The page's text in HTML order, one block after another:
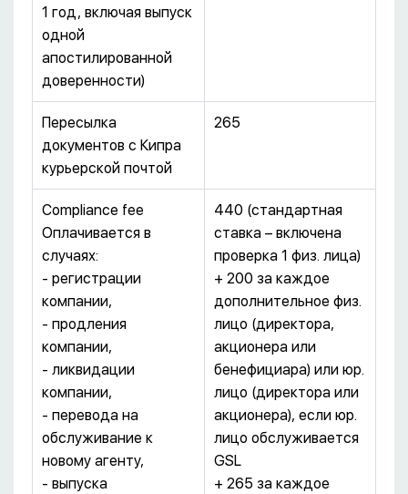
1 год, включая выпуск
одной
апостилированной
доверенности)
Пересылка
документов с Кипра
курьерской почтой
265
Compliance fee
Оплачивается в
случаях:
- регистрации
компании,
- продления
компании,
- ликвидации
компании,
- перевода на
обслуживание к
новому агенту,
- выпуска
440 (стандартная
ставка – включена
проверка 1 физ. лица)
+ 200 за каждое
дополнительное физ.
лицо (директора,
акционера или
бенефициара) или юр.
лицо (директора или
акционера), если юр.
лицо обслуживается
GSL
+ 265 за каждое